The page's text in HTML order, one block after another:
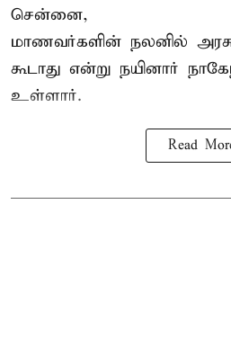
சென்னை,
மாணவர்களின் நலனில்
கூடாது என்று நயினார்
உள்ளார்.
Read